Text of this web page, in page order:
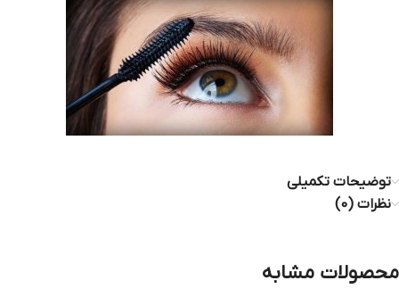
توضیحات تکمیلی
نظرات (0)
محصولات مشابه